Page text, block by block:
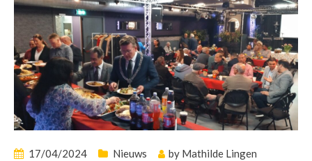
17/04/2024 Nieuws by Mathilde Lingen